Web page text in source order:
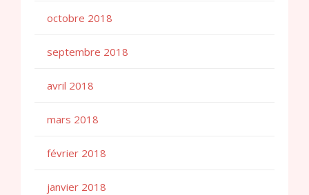
octobre 2018
septembre 2018
avril 2018
mars 2018
février 2018
janvier 2018